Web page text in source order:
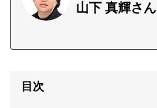
山下 真輝さん
目次